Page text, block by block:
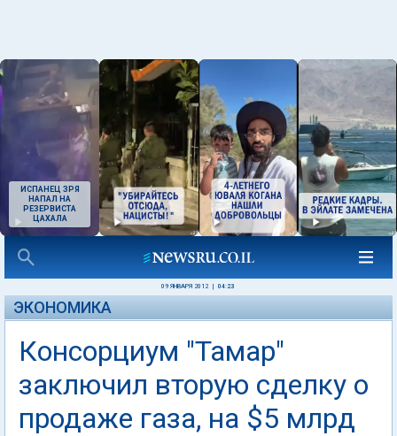
ИСПАНЕЦ ЗРЯ
НАПАЛ НА
РЕЗЕРВИСТА
ЦАХАЛА
09 ЯНВАРЯ 2012 04:23
ЭКОНОМИКА
Консорциум "Тамар"
заключил вторую сделку о
продаже газа, на $5 млрд